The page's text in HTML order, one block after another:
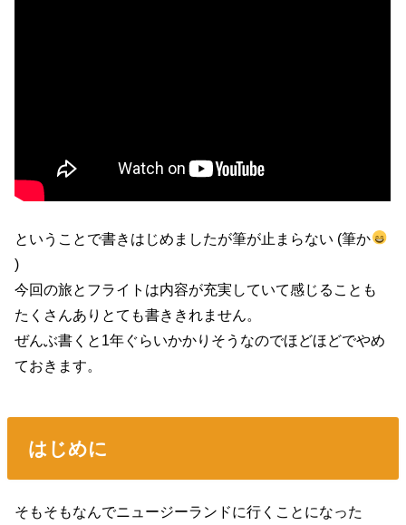
ということで書きはじめましたが筆が止まらない (筆か
)
今回の旅とフライトは内容が充実していて感じることも
たくさんありとても書ききれません。
ぜんぶ書くと1年ぐらいかかりそうなのでほどほどでやめ
ておきます。
はじめに
そもそもなんでニュージーランドに行くことになった